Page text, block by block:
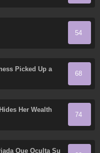
54
Picked Up a
68
Her Wealth
74
Que Oculta Su